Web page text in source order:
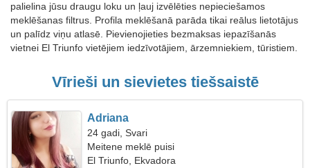
palielina jūsu draugu loku un ļauj izvēlēties nepieciešamos
meklēšanas filtrus. Profila meklēšanā parāda tikai reālus lietotājus
un palīdz viņu atlasē. Pievienojieties bezmaksas iepazīšanās
vietnei El Triunfo vietējiem iedzīvotājiem, ārzemniekiem, tūristiem.
Vīrieši un sievietes tiešsaistē
Adriana
24 gadi, Svari
Meitene meklē puisi
El Triunfo, Ekvadora